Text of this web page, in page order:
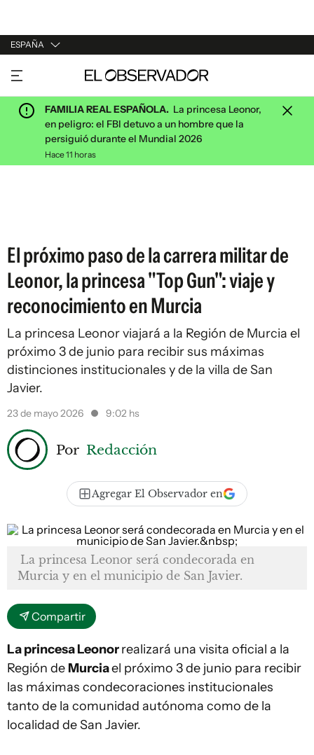
ESPAÑA
URUGUAY
ARGENTINA
ESPAÑA
ESTADOS UNIDOS
FAMILIA REAL ESPAÑOLA. La princesa Leonor,
en peligro: el FBI detuvo a un hombre que la
persiguió durante el Mundial 2026
Hace 11 horas
El próximo paso de la carrera militar de
Leonor, la princesa "Top Gun": viaje y
reconocimiento en Murcia
La princesa Leonor viajará a la Región de Murcia el
próximo 3 de junio para recibir sus máximas
distinciones institucionales y de la villa de San
Javier.
23 de mayo 2026 9:02 hs
Por Redacción
Agregar El Observador en
La princesa Leonor será condecorada en
Murcia y en el municipio de San Javier.
Compartir
La princesa Leonorrealizará una visita oficial a la
Región de Murciael próximo 3 de junio para recibir
las máximas condecoraciones institucionales
tanto de la comunidad autónoma como de la
localidad de San Javier.